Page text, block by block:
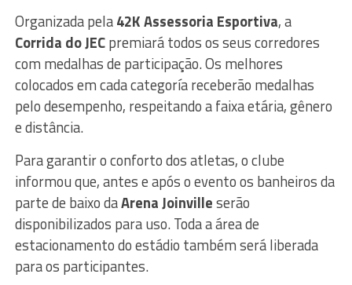
Organizada pela42K Assessoria Esportiva, a
Corrida do JECpremiará todos os seus corredores
com medalhas de participação. Os melhores
colocados em cada categoría receberão medalhas
pelo desempenho, respeitando a faixa etária, gênero
e distância.
Para garantir o conforto dos atletas, o clube
informou que, antes e após o evento os banheiros da
parte de baixo daArenaJoinvilleserão
disponibilizados para uso. Toda a área de
estacionamento do estádio também será liberada
para os participantes.